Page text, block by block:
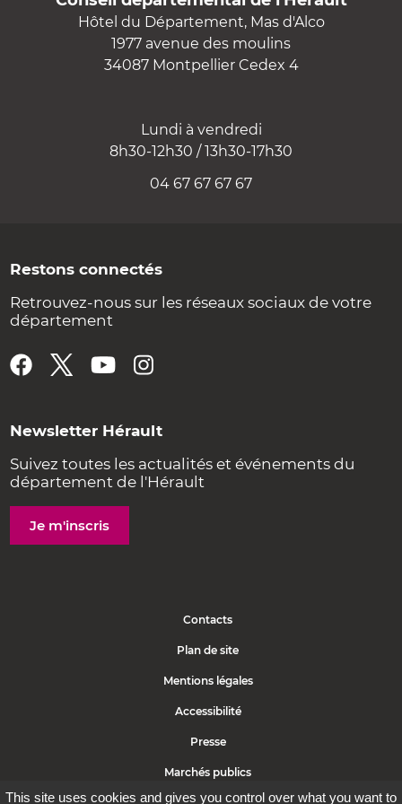
This site uses cookies and gives you control over what you want to
Hôtel du Département, Mas d'Alco
1977 avenue des moulins
34087 Montpellier Cedex 4
Lundi à vendredi
8h30-12h30 / 13h30-17h30
04 67 67 67 67
Restons connectés
Retrouvez-nous sur les réseaux sociaux de votre
département
Newsletter Hérault
Suivez toutes les actualités et événements du
département de l'Hérault
Je m'inscris
Contacts
Plan de site
Mentions légales
Accessibilité
Presse
Marchés publics